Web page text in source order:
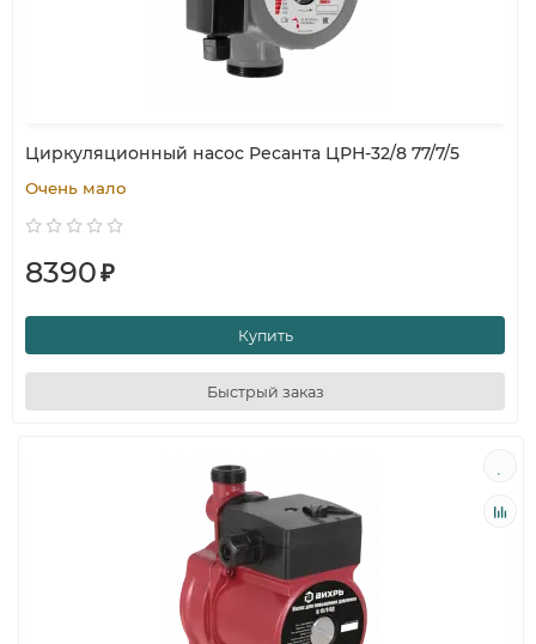
Циркуляционный насос Ресанта ЦРН-32/8 77/7/5
Очень мало
8390₽
Купить
Быстрый заказ